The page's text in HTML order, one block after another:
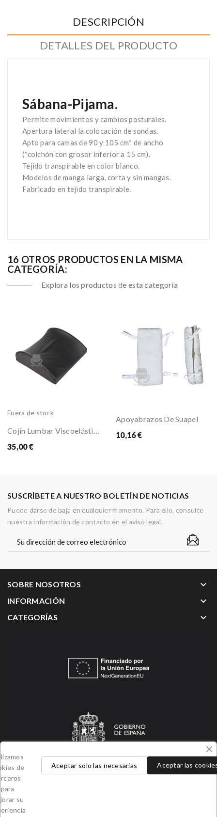
DESCRIPCIÓN
DETALLES DEL PRODUCTO
Sábana-Pijama.
Permite movimientos y cambios posturales.
Apertura lateral la colocación de sondas.
Apto para camas de 90 y 105 cm* de ancho
(*colchón con grosor inferior a 15 cm).
Tejido transpirable en color blanco.
Modelos de manga larga, corta y sin mangas.
Fabricado en tejido transpirable.
16 OTROS PRODUCTOS EN LA MISMA
CATEGORÍA:
Explora los productos de esta categoría
Fuera de stock
35,00 €
Apoyabrazos De Suapel
10,16 €
SUSCRÍBETE A NUESTRO BOLETÍN DE NOTICIAS
Puede darse de baja en cualquier momento. Para ello, consulte
nuestra información de contacto en el aviso legal.
SOBRE NOSOTROS keyboard_arrow_down
INFORMACIÓN keyboard_arrow_down
CATEGORÍAS keyboard_arrow_down
de
para
su
Aceptar las
Aceptar solo las necesarias